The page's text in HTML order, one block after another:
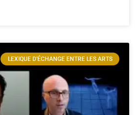
LEXIQUE D'ÉCHANGE ENTRE LES ARTS